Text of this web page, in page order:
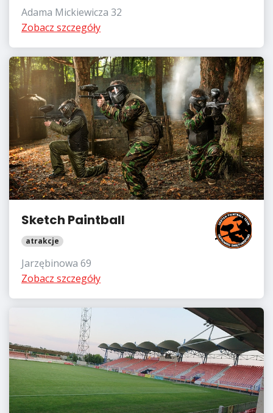
Adama Mickiewicza 32
Zobacz szczegóły
Sketch Paintball
atrakcje
Jarzębinowa 69
Zobacz szczegóły